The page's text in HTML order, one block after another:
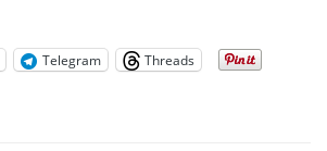
Telegram
Threads